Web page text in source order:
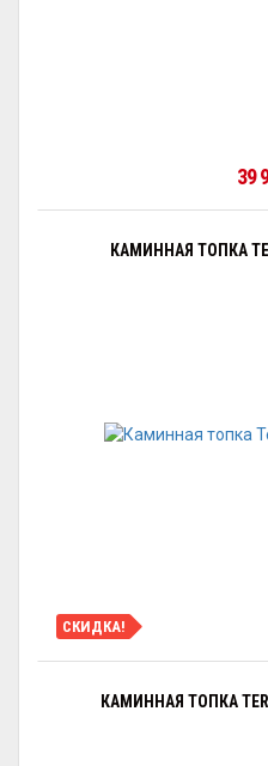
39
КАМИННАЯ ТОПКА
СКИДКА!
КАМИННАЯ ТОПКА